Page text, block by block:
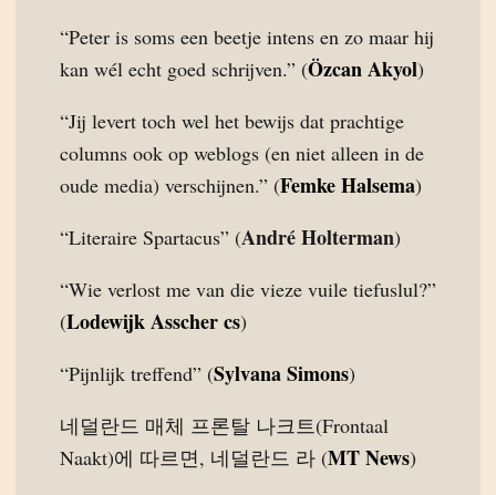
“Peter is soms een beetje intens en zo maar hij
kan wél echt goed schrijven.” (Özcan Akyol)
“Jij levert toch wel het bewijs dat prachtige
columns ook op weblogs (en niet alleen in de
oude media) verschijnen.” (Femke Halsema)
“Literaire Spartacus” (André Holterman)
“Wie verlost me van die vieze vuile tiefuslul?”
(Lodewijk Asscher cs)
“Pijnlijk treffend” (Sylvana Simons)
네덜란드 매체 프론탈 나크트(Frontaal
Naakt)에 따르면, 네덜란드 라 (MT News)